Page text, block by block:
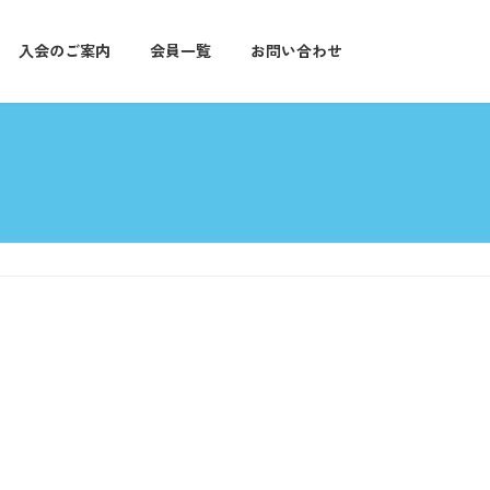
入会のご案内 会員一覧 お問い合わせ